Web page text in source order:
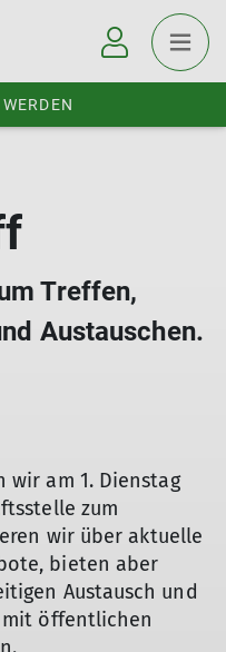
Treffen,
Austauschen.
wir am 1. Dienstag
zum
wir über aktuelle
bieten aber
Austausch und
öffentlichen